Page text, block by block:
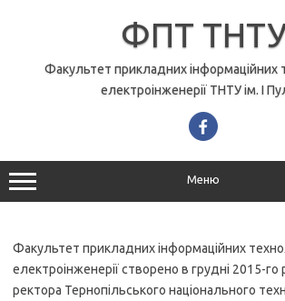
ФПТ
Факультет прикладних інформаційних
електроінженерії ТНТУ ім. І
Меню
Факультет прикладних інформаційних
електроінженерії створено в грудні 2015-го
ректора Тернопільського національного